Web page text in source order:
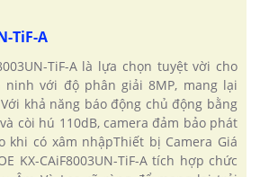
TiF-A
TiF-A là lựa chọn tuyệt vời cho
ninh với độ phân giải 8MP, mang lại
khả năng báo động chủ động bằng
còi hú 110dB, camera đảm bảo phát
khi có xâm nhậpThiết bị Camera Giá
KX-CAiF8003UN-TiF-A tích hợp chức